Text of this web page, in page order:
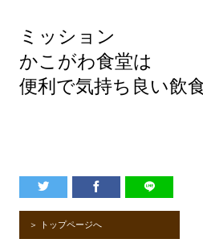
ミッション
かこがわ食堂は
便利で気持ち良い飲
＞ トップページへ